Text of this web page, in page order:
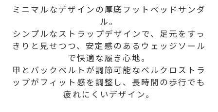
ミニマルなデザインの厚底フットベッドサンダ
ル。
シンプルなストラップデザインで、足元をすっ
きりと見せつつ、安定感のあるウェッジソール
で快適な履き心地。
甲とバックベルトが調節可能なベルクロストラ
ップがフィット感を調整し、長時間の歩行でも
疲れにくいデザイン。